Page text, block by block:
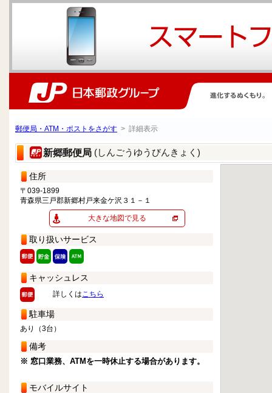
郵便局・ATM・ポストをさがす > 詳細表示
新郷郵便局 (しんごうゆうびんきょく)
住所
〒039-1899
青森県三戸郡新郷村戸来金ケ沢３１－１
大きな地図で見る
取り扱いサービス
キャッシュレス
詳しくはこちら
駐車場
あり（3台）
備考
※ 窓口業務、ATMを一時休止する場合があります。
モバイルサイト